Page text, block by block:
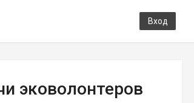
Вход
эковолонтеров